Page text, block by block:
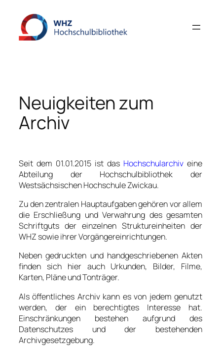
Inhalt
springen
Neuigkeiten zum
Archiv
Seit dem 01.01.2015 ist das Hochschularchiv eine
Abteilung der Hochschulbibliothek der
Westsächsischen Hochschule Zwickau.
Zu den zentralen Hauptaufgaben gehören vor allem
die Erschließung und Verwahrung des gesamten
Schriftguts der einzelnen Struktureinheiten der
WHZ sowie ihrer Vorgängereinrichtungen.
Neben gedruckten und handgeschriebenen Akten
finden sich hier auch Urkunden, Bilder, Filme,
Karten, Pläne und Tonträger.
Als öffentliches Archiv kann es von jedem genutzt
werden, der ein berechtigtes Interesse hat.
Einschränkungen bestehen aufgrund des
Datenschutzes und der bestehenden
Archivgesetzgebung.